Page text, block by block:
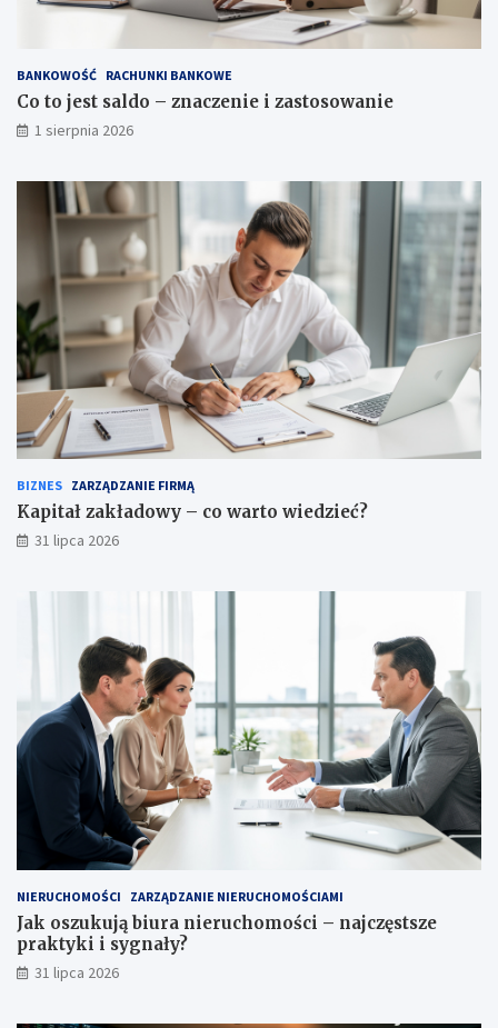
BANKOWOŚĆ RACHUNKI BANKOWE
Co to jest saldo – znaczenie i zastosowanie
1 sierpnia 2026
BIZNES ZARZĄDZANIE FIRMĄ
Kapitał zakładowy – co warto wiedzieć?
31 lipca 2026
NIERUCHOMOŚCI ZARZĄDZANIE NIERUCHOMOŚCIAMI
Jak oszukują biura nieruchomości – najczęstsze
praktyki i sygnały?
31 lipca 2026